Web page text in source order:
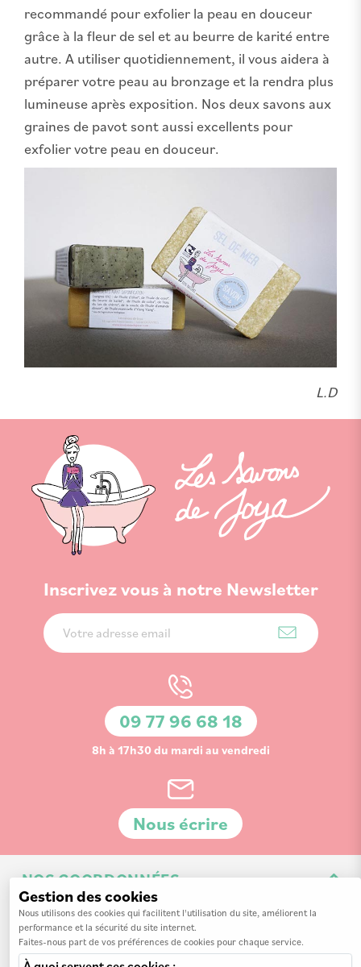
recommandé pour exfolier la peau en douceur
grâce à la fleur de sel et au beurre de karité entre
autre. A utiliser quotidiennement, il vous aidera à
préparer votre peau au bronzage et la rendra plus
lumineuse après exposition. Nos deux savons aux
graines de pavot sont aussi excellents pour
exfolier votre peau en douceur.
L.D
Inscrivez vous à notre Newsletter
Inscription
à
09 77 96 68 18
8h à 17h30 du mardi au vendredi
Nous écrire
NOS COORDONNÉES
3 Av. de la 3ème Division d'Infanterie Britannique
14200 Hérouville-Saint-Clair
Gestion des cookies
Nous utilisons des cookies qui facilitent l'utilisation du site, améliorent la
performance et la sécurité du site internet.
Faites-nous part de vos préférences de cookies pour chaque service.